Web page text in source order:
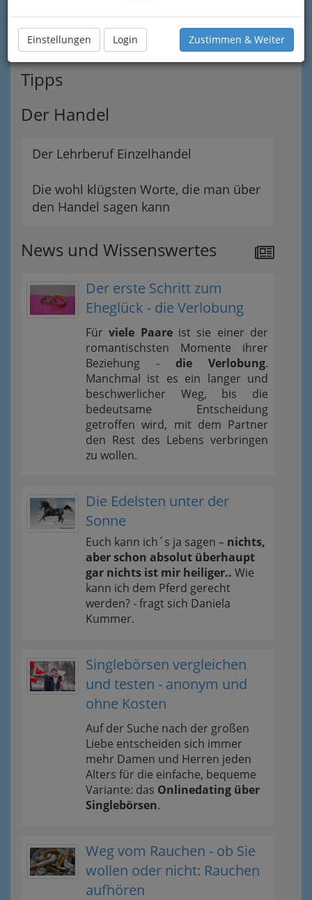
Einstellungen Login Zustimmen & Weiter
Werbedrucke, Beschriftungen,
Werbedisplays...
Tipps
Der Handel
Der Lehrberuf Einzelhandel
Die wohl klügsten Worte, die man über
den Handel sagen kann
News und Wissenswertes
Der erste Schritt zum
Eheglück - die Verlobung
Fürviele Paareist sie einer der
romantischsten Momente ihrer
Beziehung - die Verlobung.
Manchmal ist es ein langer und
beschwerlicher Weg, bis die
bedeutsame Entscheidung
getroffen wird, mit dem Partner
den Rest des Lebens verbringen
zu wollen.
Die Edelsten unter der
Sonne
Euch kann ich´s ja sagen – nichts,
aber schon absolut überhaupt
gar nichts ist mir heiliger.. Wie
kann ich dem Pferd gerecht
werden? - fragt sich Daniela
Kummer.
Singlebörsen vergleichen
und testen - anonym und
ohne Kosten
Auf der Suche nach der großen
Liebe entscheiden sich immer
mehr Damen und Herren jeden
Alters für die einfache, bequeme
Variante: das Onlinedating über
Singlebörsen.
Weg vom Rauchen - ob Sie
wollen oder nicht: Rauchen
aufhören